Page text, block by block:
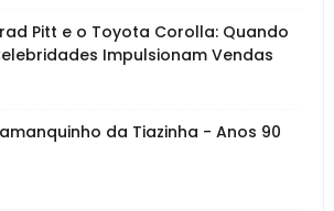
Pitt e o Toyota Corolla: Quando
Impulsionam Vendas
da Tiazinha - Anos 90